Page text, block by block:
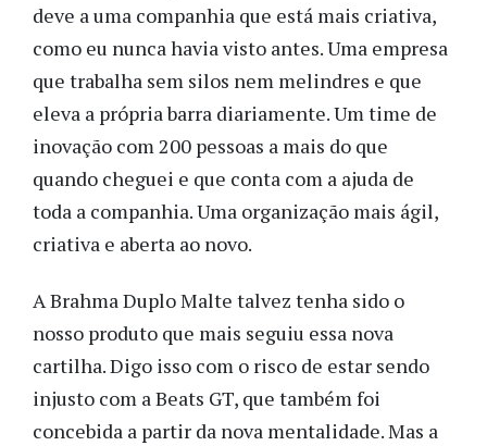
deve a uma companhia que está mais criativa,
como eu nunca havia visto antes. Uma empresa
que trabalha sem silos nem melindres e que
eleva a própria barra diariamente. Um time de
inovação com 200 pessoas a mais do que
quando cheguei e que conta com a ajuda de
toda a companhia. Uma organização mais ágil,
criativa e aberta ao novo.
A Brahma Duplo Malte talvez tenha sido o
nosso produto que mais seguiu essa nova
cartilha. Digo isso com o risco de estar sendo
injusto com a Beats GT, que também foi
concebida a partir da nova mentalidade. Mas a